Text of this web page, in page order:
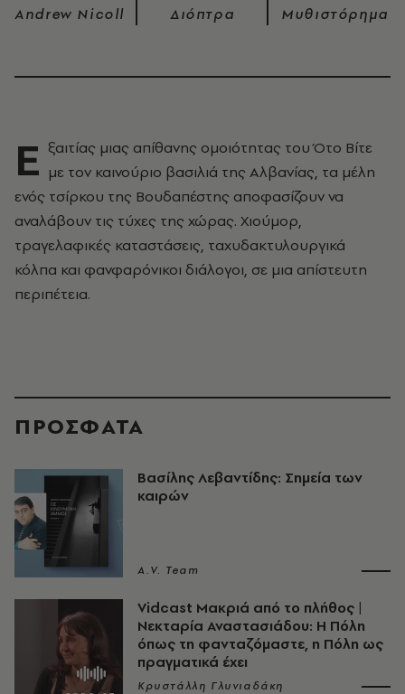
Andrew Nicoll Διόπτρα Μυθιστόρημα
Ε ξαιτίας μιας απίθανης ομοιότητας του Ότο Βίτε
με τον καινούριο βασιλιά της Αλβανίας, τα μέλη
ενός τσίρκου της Βουδαπέστης αποφασίζουν να
αναλάβουν τις τύχες της χώρας. Χιούμορ,
τραγελαφικές καταστάσεις, ταχυδακτυλουργικά
κόλπα και φανφαρόνικοι διάλογοι, σε μια απίστευτη
περιπέτεια.
ΠΡΟΣΦΑΤΑ
Βασίλης Λεβαντίδης: Σημεία των
καιρών
A.V. Team
Vidcast Μακριά από το πλήθος |
Νεκταρία Αναστασιάδου: Η Πόλη
όπως τη φανταζόμαστε, η Πόλη ως
πραγματικά έχει
Κρυστάλλη Γλυνιαδάκη